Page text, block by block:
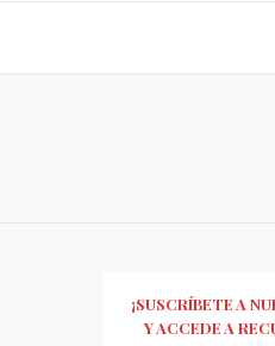
¡SUSCRÍBETE A
Y ACCEDE A